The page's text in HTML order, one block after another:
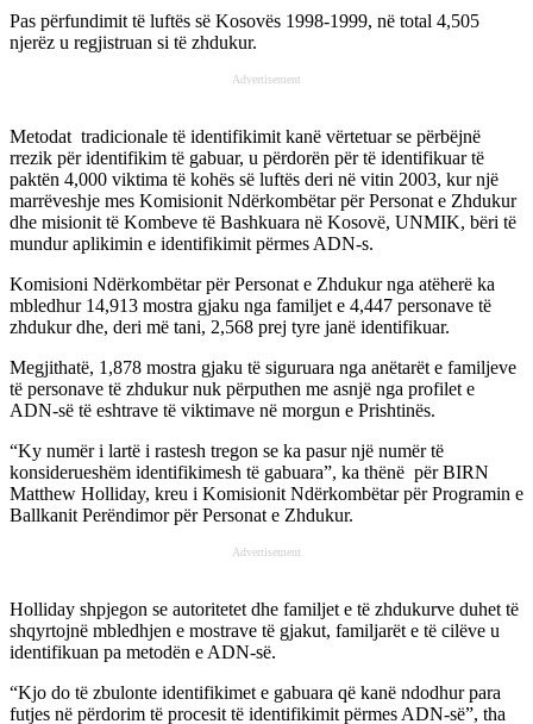
Pas përfundimit të luftës së Kosovës 1998-1999, në total 4,505
njerëz u regjistruan si të zhdukur.
Advertisement
Metodat tradicionale të identifikimit kanë vërtetuar se përbëjnë
rrezik për identifikim të gabuar, u përdorën për të identifikuar të
paktën 4,000 viktima të kohës së luftës deri në vitin 2003, kur një
marrëveshje mes Komisionit Ndërkombëtar për Personat e Zhdukur
dhe misionit të Kombeve të Bashkuara në Kosovë, UNMIK, bëri të
mundur aplikimin e identifikimit përmes ADN-s.
Komisioni Ndërkombëtar për Personat e Zhdukur nga atëherë ka
mbledhur 14,913 mostra gjaku nga familjet e 4,447 personave të
zhdukur dhe, deri më tani, 2,568 prej tyre janë identifikuar.
Megjithatë, 1,878 mostra gjaku të siguruara nga anëtarët e familjeve
të personave të zhdukur nuk përputhen me asnjë nga profilet e
ADN-së të eshtrave të viktimave në morgun e Prishtinës.
“Ky numër i lartë i rastesh tregon se ka pasur një numër të
konsiderueshëm identifikimesh të gabuara”, ka thënë për BIRN
Matthew Holliday, kreu i Komisionit Ndërkombëtar për Programin e
Ballkanit Perëndimor për Personat e Zhdukur.
Advertisement
Holliday shpjegon se autoritetet dhe familjet e të zhdukurve duhet të
shqyrtojnë mbledhjen e mostrave të gjakut, familjarët e të cilëve u
identifikuan pa metodën e ADN-së.
“Kjo do të zbulonte identifikimet e gabuara që kanë ndodhur para
futjes në përdorim të procesit të identifikimit përmes ADN-së”, tha